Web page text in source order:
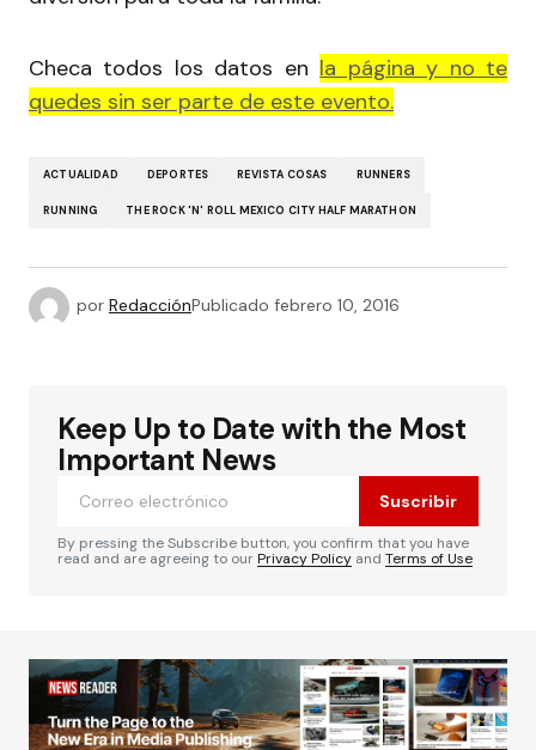
Checa todos los datos en la página y no te
quedes sin ser parte de este evento.
ACTUALIDAD DEPORTES REVISTA COSAS RUNNERS
RUNNING THE ROCK 'N' ROLL MEXICO CITY HALF MARATHON
por RedacciónPublicado febrero 10, 2016
Keep Up to Date with the Most
Important News
Suscribir
By pressing the Subscribe button, you confirm that you have
read and are agreeing to ourPrivacy Policy and Terms of Use